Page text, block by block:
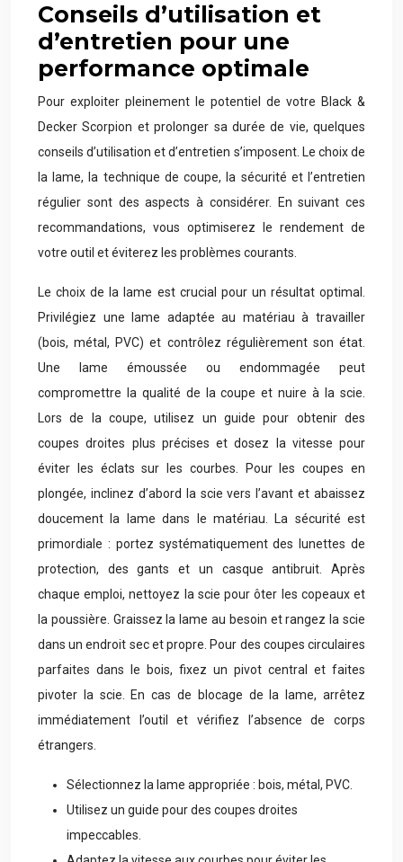
Conseils d’utilisation et
d’entretien pour une
performance optimale
Pour exploiter pleinement le potentiel de votre Black &
Decker Scorpion et prolonger sa durée de vie, quelques
conseils d’utilisation et d’entretien s’imposent. Le choix de
la lame, la technique de coupe, la sécurité et l’entretien
régulier sont des aspects à considérer. En suivant ces
recommandations, vous optimiserez le rendement de
votre outil et éviterez les problèmes courants.
Le choix de la lame est crucial pour un résultat optimal.
Privilégiez une lame adaptée au matériau à travailler
(bois, métal, PVC) et contrôlez régulièrement son état.
Une lame émoussée ou endommagée peut
compromettre la qualité de la coupe et nuire à la scie.
Lors de la coupe, utilisez un guide pour obtenir des
coupes droites plus précises et dosez la vitesse pour
éviter les éclats sur les courbes. Pour les coupes en
plongée, inclinez d’abord la scie vers l’avant et abaissez
doucement la lame dans le matériau. La sécurité est
primordiale : portez systématiquement des lunettes de
protection, des gants et un casque antibruit. Après
chaque emploi, nettoyez la scie pour ôter les copeaux et
la poussière. Graissez la lame au besoin et rangez la scie
dans un endroit sec et propre. Pour des coupes circulaires
parfaites dans le bois, fixez un pivot central et faites
pivoter la scie. En cas de blocage de la lame, arrêtez
immédiatement l’outil et vérifiez l’absence de corps
étrangers.
Sélectionnez la lame appropriée : bois, métal, PVC.
Utilisez un guide pour des coupes droites
impeccables.